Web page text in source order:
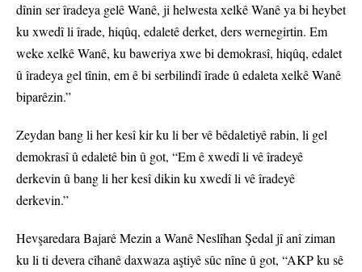
dînin ser îradeya gelê Wanê, ji helwesta xelkê Wanê ya bi heybet
ku xwedî li îrade, hiqûq, edaletê derket, ders wernegirtin. Em
weke xelkê Wanê, ku baweriya xwe bi demokrasî, hiqûq, edalet
û îradeya gel tînin, em ê bi serbilindî îrade û edaleta xelkê Wanê
biparêzin.”
Zeydan bang li her kesî kir ku li ber vê bêdaletiyê rabin, li gel
demokrasî û edaletê bin û got, “Em ê xwedî li vê îradeyê
derkevin û bang li her kesî dikin ku xwedî li vê îradeyê
derkevin.”
Hevşaredara Bajarê Mezin a Wanê Neslîhan Şedal jî anî ziman
ku li ti devera cîhanê daxwaza aştiyê sûc nîne û got, “AKP ku sê